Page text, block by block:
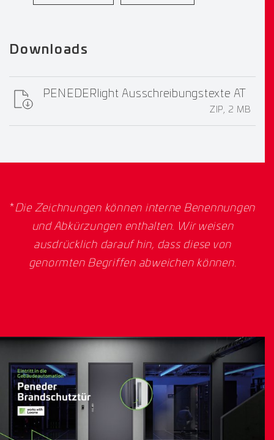
Downloads
PENEDERlight Ausschreibungstexte AT
ZIP, 2 MB
*Die Zeichnungen können interne Benennungen
und Abkürzungen enthalten. Wir weisen
ausdrücklich darauf hin, dass diese von
genormten Begriffen abweichen können.